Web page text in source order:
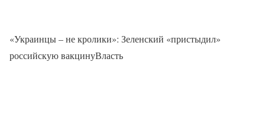
«Украинцы – не кролики»: Зеленский «пристыдил»
российскую вакцинуВласть